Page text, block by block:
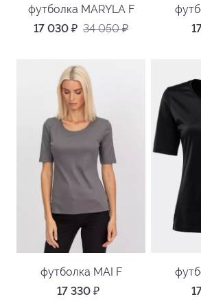
футболка MARYLA F
17 030 ₽ 34 050₽
футболка MAI F
17 330 ₽